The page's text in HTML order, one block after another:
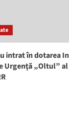
intrat în dotarea
Urgenţă „Oltul”